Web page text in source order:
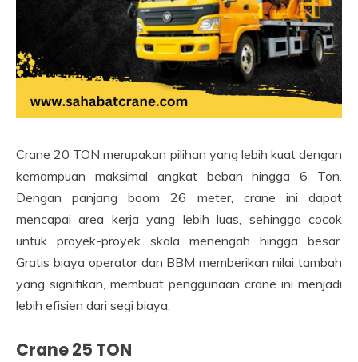
Crane 20 TON merupakan pilihan yang lebih kuat dengan
kemampuan maksimal angkat beban hingga 6 Ton.
Dengan panjang boom 26 meter, crane ini dapat
mencapai area kerja yang lebih luas, sehingga cocok
untuk proyek-proyek skala menengah hingga besar.
Gratis biaya operator dan BBM memberikan nilai tambah
yang signifikan, membuat penggunaan crane ini menjadi
lebih efisien dari segi biaya.
Crane 25 TON